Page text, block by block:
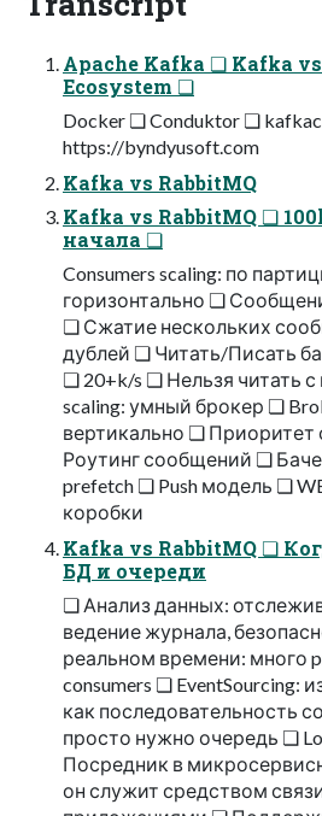
Apache Kafka ❏ Kafka
Ecosystem ❏
Docker ❏ Conduktor ❏
https://byndyusoft.com
Kafka vs RabbitMQ
Kafka vs RabbitMQ ❏
начала ❏
Consumers scaling: по
горизонтально ❏
❏ Сжатие нескольких
дублей ❏ Читать/Писать
❏ 20+k/s ❏ Нельзя читать с
scaling: умный брокер ❏
вертикально ❏
Роутинг сообщений ❏
prefetch ❏ Push модель ❏
коробки
Kafka vs RabbitMQ ❏
БД и очереди
❏ Анализ данных:
ведение журнала,
реальном времени: много
consumers ❏ EventSourcing:
как последовательность
просто нужно очередь ❏
Посредник в
он служит средством